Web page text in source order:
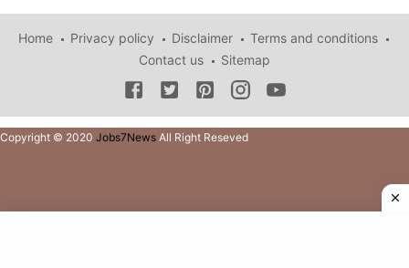
Home Privacy policy Disclaimer
Terms and conditions
Contact us
Sitemap
Copyright © 2020 Jobs7News All Right Reseved